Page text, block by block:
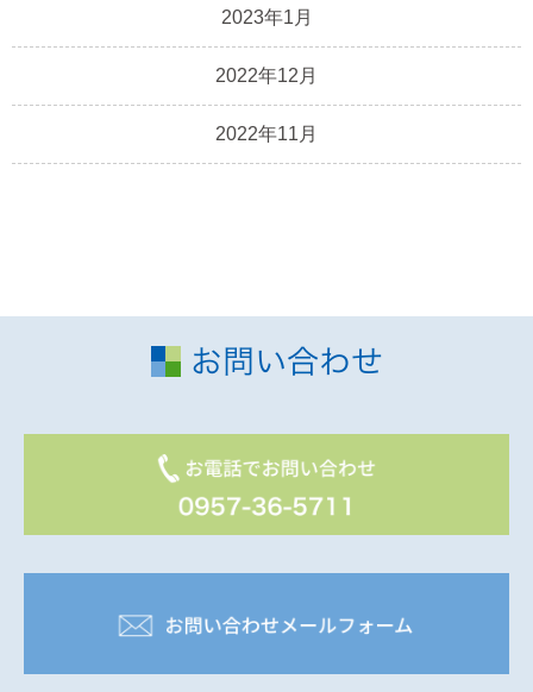
2023年1月
2022年12月
2022年11月